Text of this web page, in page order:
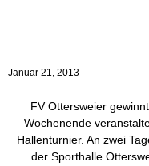
Januar 21, 2013
FV Ottersweier
Wochenende
Hallenturnier. An zwei
der Sporthalle